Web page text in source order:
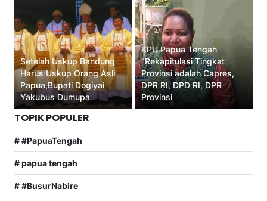
Setelah Uskup Bandung
Harus Uskup Orang Asli
Papua,Bupati Dogiyai
Yakubus Dumupa
KPU Papua Tengah
“Rekapitulasi Tingkat
Provinsi adalah Capres,
DPR RI, DPD RI, DPR
Provinsi
TOPIK POPULER
# #PapuaTengah
# papua tengah
# #BusurNabire